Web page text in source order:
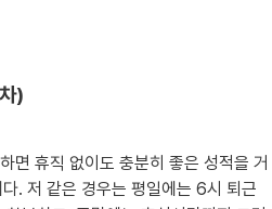
)
. 저 같은 경우는 평일에는 6시 퇴근